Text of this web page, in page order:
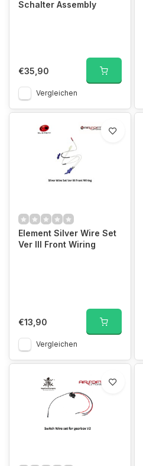
Schalter Assembly
€35,90
Vergleichen
Element Silver Wire Set
Ver III Front Wiring
€13,90
Vergleichen